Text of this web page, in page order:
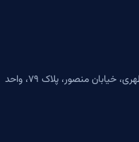
تهران، خیابان ولیعصر، ابتدای خیابان مطهری، خیابان منصور، پلاک ۷۹، واحد